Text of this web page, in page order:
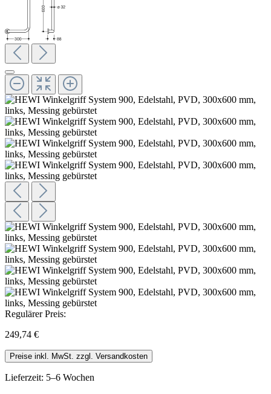
Regulärer Preis:
249,74 €
Preise inkl. MwSt. zzgl. Versandkosten
Lieferzeit: 5–6 Wochen